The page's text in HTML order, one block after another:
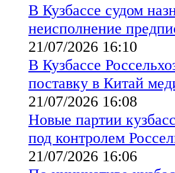
В Кузбассе судом
неисполнение
21/07/2026 16:10
В Кузбассе
поставку в Китай
21/07/2026 16:08
Новые партии
под контролем
21/07/2026 16:06